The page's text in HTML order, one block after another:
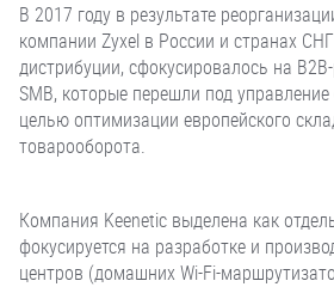
В 2017 году в результате
компании Zyxel в России и странах
дистрибуции, сфокусировалось на
SMB, которые перешли под
целью оптимизации европейского
товарооборота.
Компания Keenetic выделена как
фокусируется на разработке и
центров (домашних Wi-Fi-